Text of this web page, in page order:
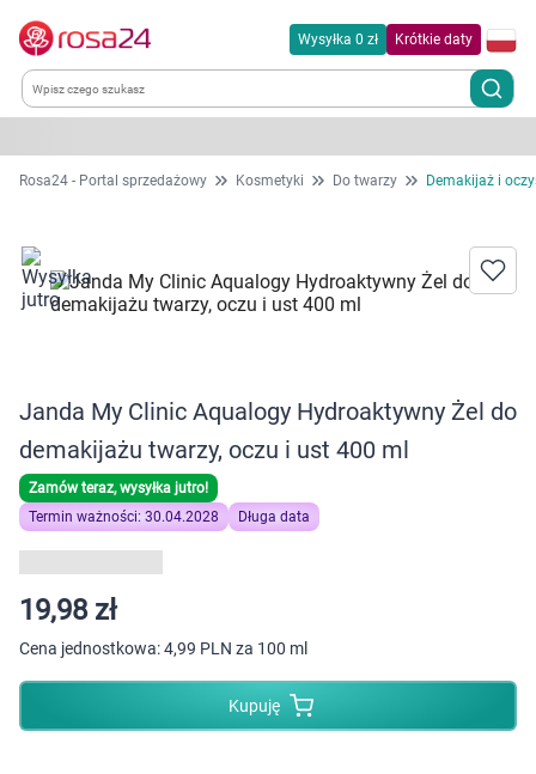
Wysyłka 0 zł Krótkie daty
Kategorie
Dla zwierząt
Zdrowie
Kobieta w ciąży i mama
Dziecko
Higiena
Kosmetyki
Mężczyzna
Rosa24 - Portal sprzedażowy Kosmetyki Do twarzy Demakijaż i
Janda My Clinic Aqualogy Hydroaktywny Żel do
demakijażu twarzy, oczu i ust 400 ml
Zamów teraz, wysyłka jutro!
Termin ważności: 30.04.2028
Długa data
19,98 zł
Cena jednostkowa:4,99 PLN za 100 ml
Kupuję